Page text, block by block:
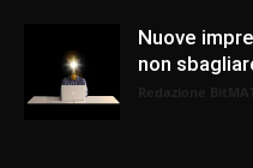
Nuove
non